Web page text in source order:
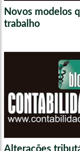
Novos modelos
trabalho